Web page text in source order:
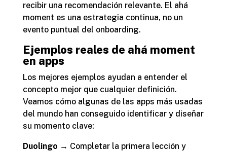
recibir una recomendación relevante. El ahá
moment es una estrategia continua, no un
evento puntual del onboarding.
Ejemplos reales de ahá moment
en apps
Los mejores ejemplos ayudan a entender el
concepto mejor que cualquier definición.
Veamos cómo algunas de las apps más usadas
del mundo han conseguido identificar y diseñar
su momento clave:
Duolingo → Completar la primera lección y